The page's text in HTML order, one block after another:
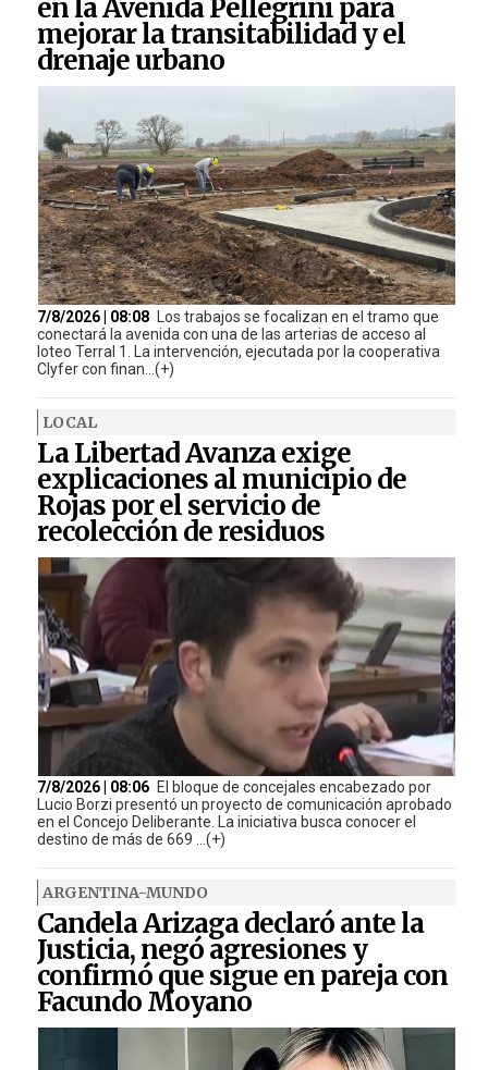
en la Avenida Pellegrini para
mejorar la transitabilidad y el
drenaje urbano
7/8/2026 | 08:08
Los trabajos se focalizan en el tramo que
conectará la avenida con una de las arterias de acceso al
loteo Terral 1. La intervención, ejecutada por la cooperativa
Clyfer con finan...(+)
LOCAL
La Libertad Avanza exige
explicaciones al municipio de
Rojas por el servicio de
recolección de residuos
7/8/2026 | 08:06 El bloque de concejales encabezado por
Lucio Borzi presentó un proyecto de comunicación aprobado
en el Concejo Deliberante. La iniciativa busca conocer el
destino de más de 669 ...(+)
ARGENTINA-MUNDO
Candela Arizaga declaró ante la
Justicia, negó agresiones y
confirmó que sigue en pareja con
Facundo Moyano